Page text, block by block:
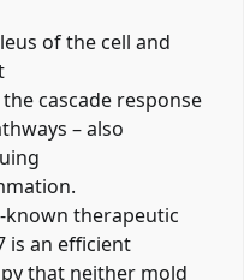
of the cell and
cascade response
– also
known therapeutic
is an efficient
that neither mold